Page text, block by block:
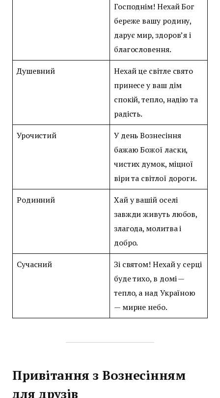
Господнім! Нехай Бог
береже вашу родину,
дарує мир, здоров’я і
благословення.
Душевний
Нехай це світле свято
принесе у ваш дім
спокій, тепло, надію та
радість.
Урочистий
У день Вознесіння
бажаю Божої ласки,
чистих думок, міцної
віри та світлої дороги.
Родинний
Хай у вашій оселі
завжди живуть любов,
злагода, молитва і
добро.
Сучасний
Зі святом! Нехай у серці
буде тихо, в домі —
тепло, а над Україною
— мирне небо.
Привітання з Вознесінням
для друзів